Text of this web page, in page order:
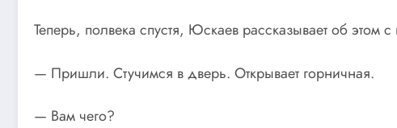
Теперь, полвека спустя, Юскаев рассказывает об этом
— Пришли. Стучимся в дверь. Открывает горничная.
— Вам чего?